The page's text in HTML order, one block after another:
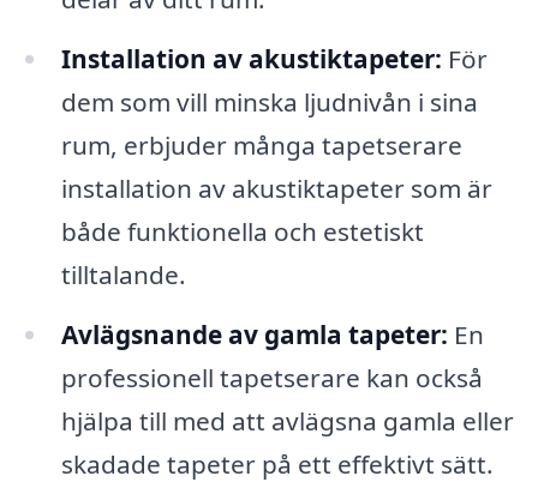
Installation av akustiktapeter: För
dem som vill minska ljudnivån i sina
rum, erbjuder många tapetserare
installation av akustiktapeter som är
både funktionella och estetiskt
tilltalande.
Avlägsnande av gamla tapeter: En
professionell tapetserare kan också
hjälpa till med att avlägsna gamla eller
skadade tapeter på ett effektivt sätt.